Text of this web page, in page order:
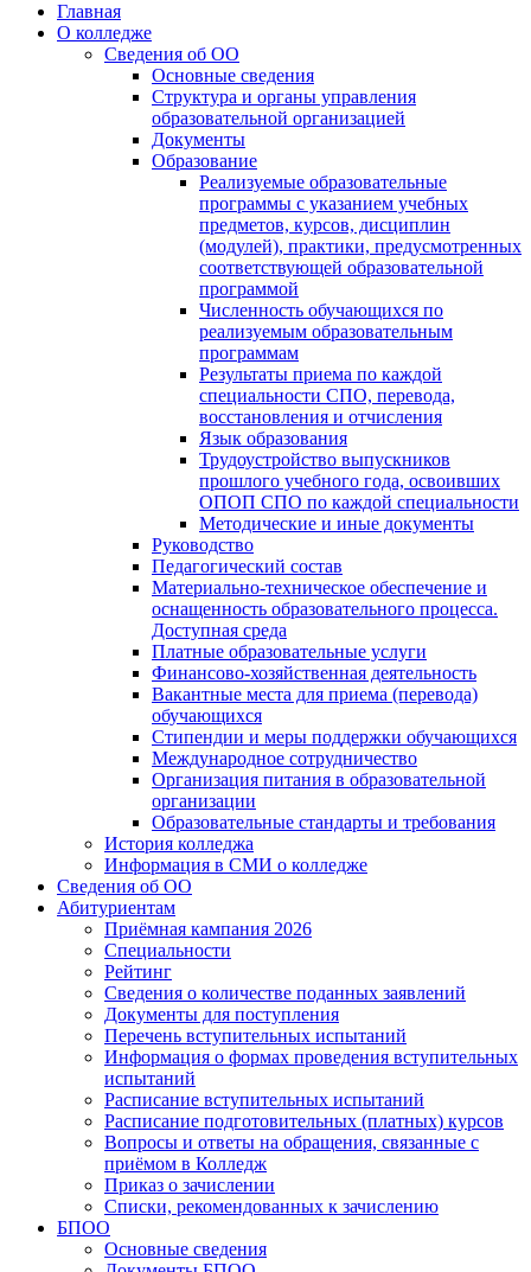
Главная
О колледже
Сведения об ОО
Основные сведения
Структура и органы управления
образовательной организацией
Документы
Образование
Реализуемые образовательные
программы с указанием учебных
предметов, курсов, дисциплин
(модулей), практики, предусмотренных
соответствующей образовательной
программой
Численность обучающихся по
реализуемым образовательным
программам
Результаты приема по каждой
специальности СПО, перевода,
восстановления и отчисления
Язык образования
Трудоустройство выпускников
прошлого учебного года, освоивших
ОПОП СПО по каждой специальности
Методические и иные документы
Руководство
Педагогический состав
Материально-техническое обеспечение и
оснащенность образовательного процесса.
Доступная среда
Платные образовательные услуги
Финансово-хозяйственная деятельность
Вакантные места для приема (перевода)
обучающихся
Стипендии и меры поддержки обучающихся
Международное сотрудничество
Организация питания в образовательной
организации
Образовательные стандарты и требования
История колледжа
Информация в СМИ о колледже
Сведения об ОО
Абитуриентам
Приёмная кампания 2026
Специальности
Рейтинг
Сведения о количестве поданных заявлений
Документы для поступления
Перечень вступительных испытаний
Информация о формах проведения вступительных
испытаний
Расписание вступительных испытаний
Расписание подготовительных (платных) курсов
Вопросы и ответы на обращения, связанные с
приёмом в Колледж
Приказ о зачислении
Списки, рекомендованных к зачислению
БПОО
Основные сведения